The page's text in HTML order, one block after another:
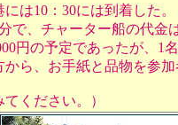
は10：30には到着した。
、チャーター船の代金
円の予定であったが、1
ら、お手紙と品物を参
ください。）